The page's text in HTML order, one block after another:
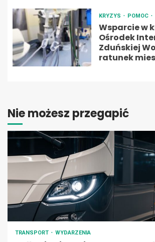
KRYZYS POMOC
Wsparcie w
Ośrodek
Zduńskiej
ratunek
Nie możesz przegapić
TRANSPORT WYDARZENIA